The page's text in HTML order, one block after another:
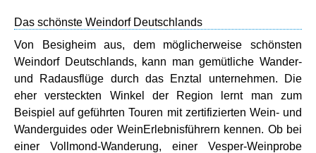
Das schönste Weindorf Deutschlands
Von Besigheim aus, dem möglicherweise schönsten
Weindorf Deutschlands, kann man gemütliche Wander-
und Radausflüge durch das Enztal unternehmen. Die
eher versteckten Winkel der Region lernt man zum
Beispiel auf geführten Touren mit zertifizierten Wein- und
Wanderguides oder WeinErlebnisführern kennen. Ob bei
einer Vollmond-Wanderung, einer Vesper-Weinprobe